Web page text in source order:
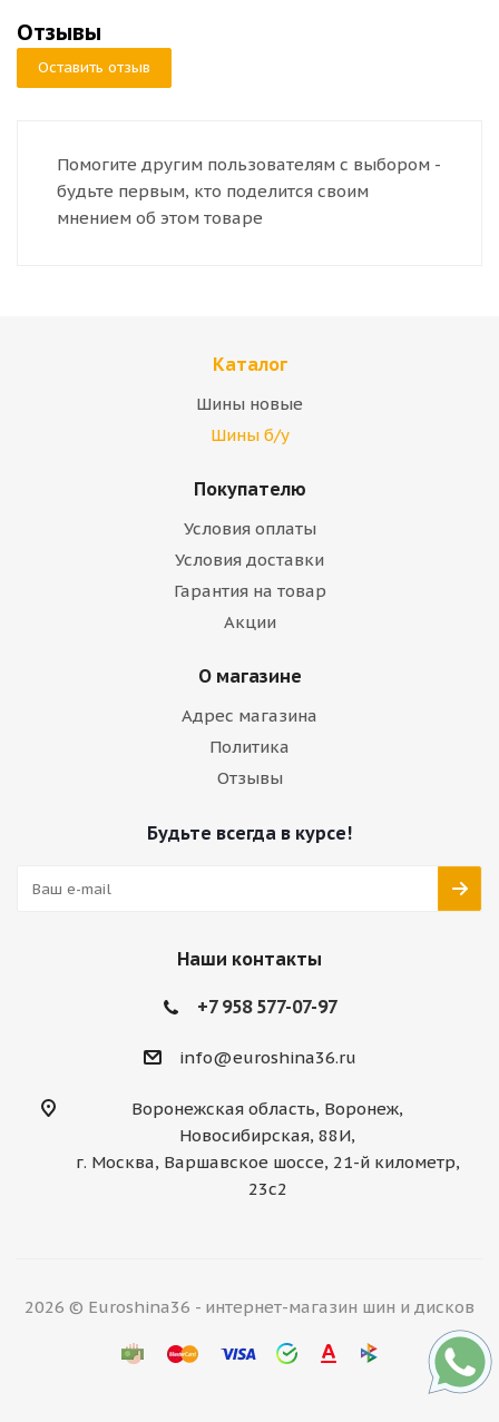
Отзывы
Оставить отзыв
Помогите другим пользователям с выбором -
будьте первым, кто поделится своим
мнением об этом товаре
Каталог
Шины новые
Шины б/у
Покупателю
Условия оплаты
Условия доставки
Гарантия на товар
Акции
О магазине
Адрес магазина
Политика
Отзывы
Будьте всегда в курсе!
Наши контакты
+7 958 577-07-97
info@euroshina36.ru
Воронежская область, Воронеж,
Новосибирская, 88И,
г. Москва, Варшавское шоссе, 21-й километр,
23с2
2026 © Euroshina36 - интернет-магазин шин и дисков